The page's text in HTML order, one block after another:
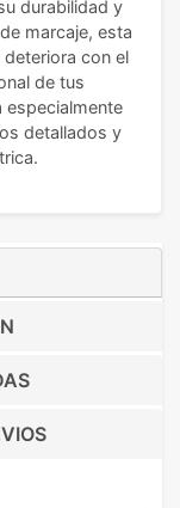
durabilidad y
marcaje, esta
con el
de tus
especialmente
detallados y